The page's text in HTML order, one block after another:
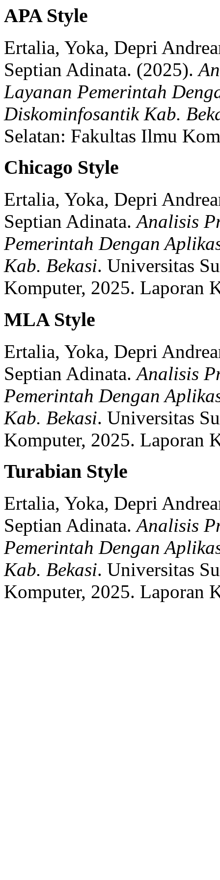
APA Style
Ertalia, Yoka, Depri
Septian Adinata. (2025).
Layanan Pemerintah
Diskominfosantik Kab.
Selatan: Fakultas Ilmu
Chicago Style
Ertalia, Yoka, Depri
Septian Adinata. Analisis
Pemerintah Dengan
Kab. Bekasi. Universitas
Komputer, 2025. Laporan
MLA Style
Ertalia, Yoka, Depri
Septian Adinata. Analisis
Pemerintah Dengan
Kab. Bekasi. Universitas
Komputer, 2025. Laporan
Turabian Style
Ertalia, Yoka, Depri
Septian Adinata. Analisis
Pemerintah Dengan
Kab. Bekasi. Universitas
Komputer, 2025. Laporan